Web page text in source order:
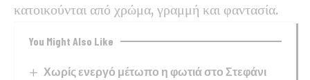
κατοικούνται από χρώμα, γραμμή και φαντασία.
You Might Also Like
Χωρίς ενεργό μέτωπο η φωτιά στο Στεφάνι